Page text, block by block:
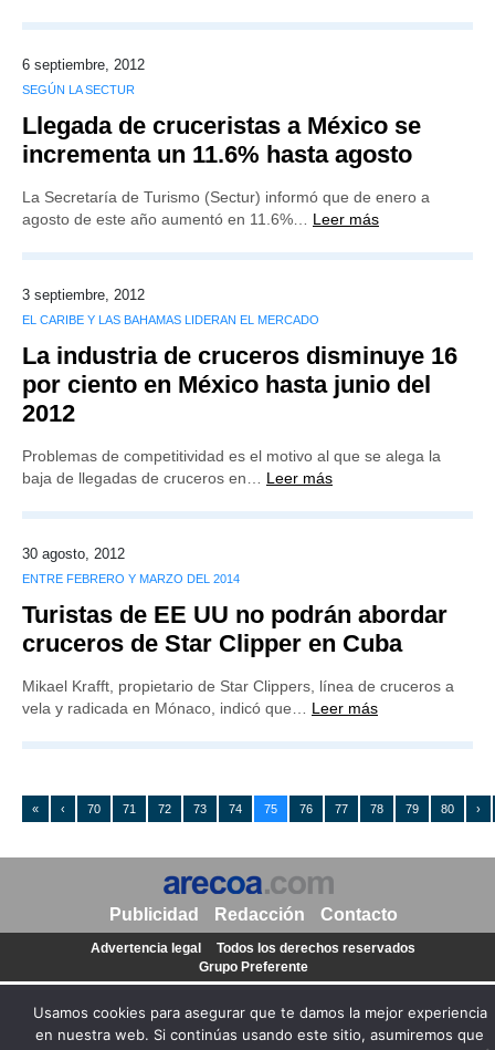
6 septiembre, 2012
SEGÚN LA SECTUR
Llegada de cruceristas a México se
incrementa un 11.6% hasta agosto
La Secretaría de Turismo (Sectur) informó que de enero a
agosto de este año aumentó en 11.6%… Leer más
3 septiembre, 2012
EL CARIBE Y LAS BAHAMAS LIDERAN EL MERCADO
La industria de cruceros disminuye 16
por ciento en México hasta junio del
2012
Problemas de competitividad es el motivo al que se alega la
baja de llegadas de cruceros en… Leer más
30 agosto, 2012
ENTRE FEBRERO Y MARZO DEL 2014
Turistas de EE UU no podrán abordar
cruceros de Star Clipper en Cuba
Mikael Krafft, propietario de Star Clippers, línea de cruceros a
vela y radicada en Mónaco, indicó que… Leer más
« ‹ 70 71 72 73 74 75 76 77 78 79 80 ›
Usamos cookies para asegurar que te damos la mejor experiencia
en nuestra web. Si continúas usando este sitio, asumiremos que
Publicidad Redacción Contacto
Advertencia legal
Todos los derechos reservados
Grupo Preferente